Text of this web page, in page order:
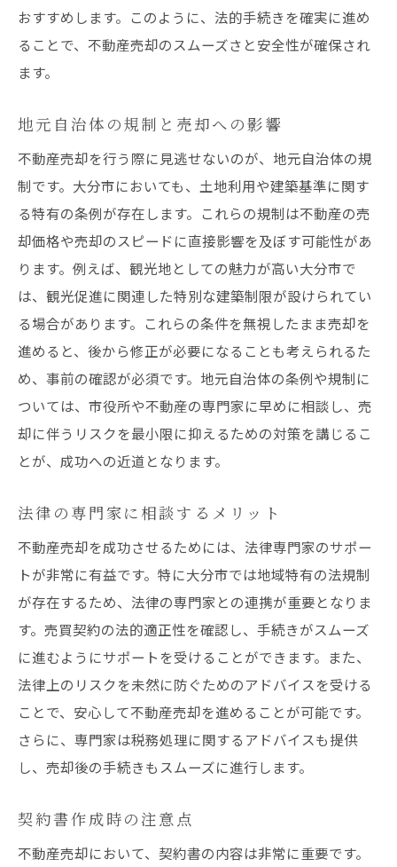
おすすめします。このように、法的手続きを確実に進め
ることで、不動産売却のスムーズさと安全性が確保され
ます。
地元自治体の規制と売却への影響
不動産売却を行う際に見逃せないのが、地元自治体の規
制です。大分市においても、土地利用や建築基準に関す
る特有の条例が存在します。これらの規制は不動産の売
却価格や売却のスピードに直接影響を及ぼす可能性があ
ります。例えば、観光地としての魅力が高い大分市で
は、観光促進に関連した特別な建築制限が設けられてい
る場合があります。これらの条件を無視したまま売却を
進めると、後から修正が必要になることも考えられるた
め、事前の確認が必須です。地元自治体の条例や規制に
ついては、市役所や不動産の専門家に早めに相談し、売
却に伴うリスクを最小限に抑えるための対策を講じるこ
とが、成功への近道となります。
法律の専門家に相談するメリット
不動産売却を成功させるためには、法律専門家のサポー
トが非常に有益です。特に大分市では地域特有の法規制
が存在するため、法律の専門家との連携が重要となりま
す。売買契約の法的適正性を確認し、手続きがスムーズ
に進むようにサポートを受けることができます。また、
法律上のリスクを未然に防ぐためのアドバイスを受ける
ことで、安心して不動産売却を進めることが可能です。
さらに、専門家は税務処理に関するアドバイスも提供
し、売却後の手続きもスムーズに進行します。
契約書作成時の注意点
不動産売却において、契約書の内容は非常に重要です。